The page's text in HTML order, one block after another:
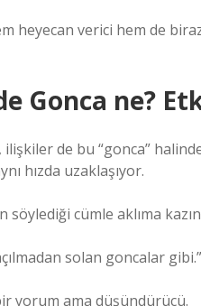
heyecan verici hem de
Gonca ne?
ilişkiler de bu “gonca”
hızda uzaklaşıyor.
söylediği cümle aklıma
solan goncalar gibi.”
yorum ama düşündürücü.